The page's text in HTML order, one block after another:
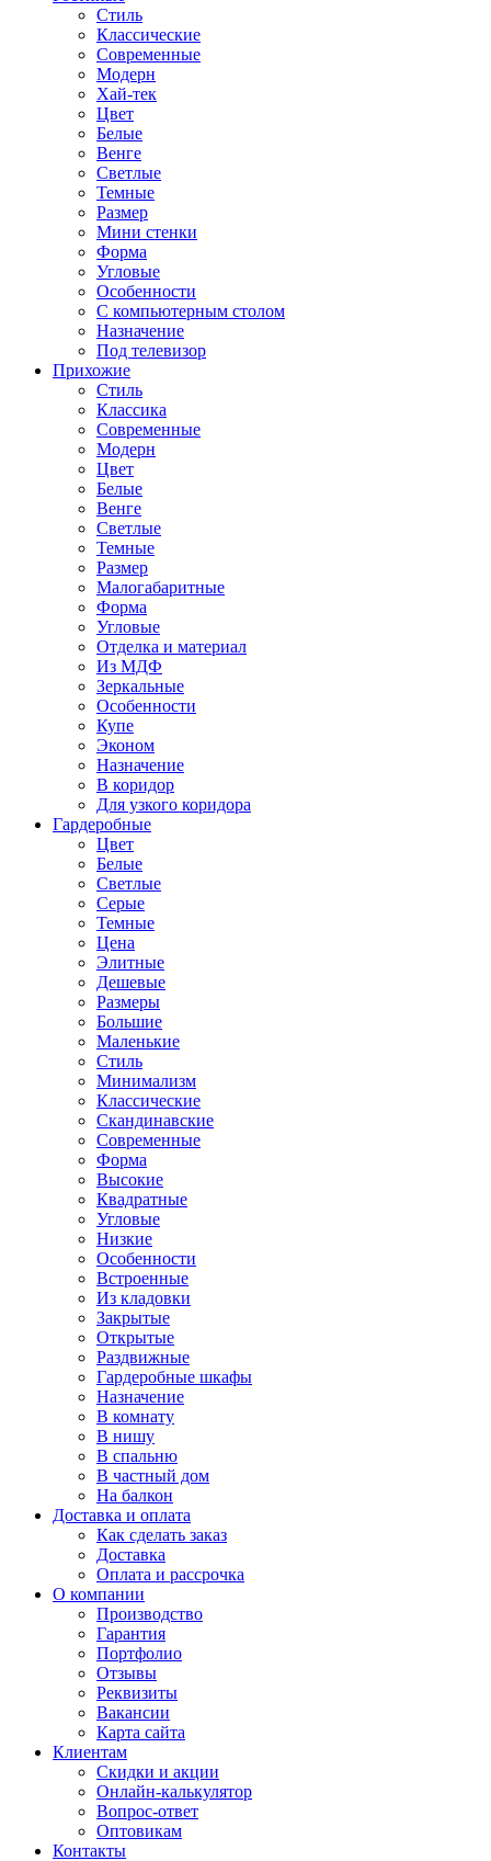
Стиль
Классические
Современные
Модерн
Хай-тек
Цвет
Белые
Венге
Светлые
Темные
Размер
Мини стенки
Форма
Угловые
Особенности
С компьютерным столом
Назначение
Под телевизор
Прихожие
Стиль
Классика
Современные
Модерн
Цвет
Белые
Венге
Светлые
Темные
Размер
Малогабаритные
Форма
Угловые
Отделка и материал
Из МДФ
Зеркальные
Особенности
Купе
Эконом
Назначение
В коридор
Для узкого коридора
Гардеробные
Цвет
Белые
Светлые
Серые
Темные
Цена
Элитные
Дешевые
Размеры
Большие
Маленькие
Стиль
Минимализм
Классические
Скандинавские
Современные
Форма
Высокие
Квадратные
Угловые
Низкие
Особенности
Встроенные
Из кладовки
Закрытые
Открытые
Раздвижные
Гардеробные шкафы
Назначение
В комнату
В нишу
В спальню
В частный дом
На балкон
Доставка и оплата
Как сделать заказ
Доставка
Оплата и рассрочка
О компании
Производство
Гарантия
Портфолио
Отзывы
Реквизиты
Вакансии
Карта сайта
Клиентам
Скидки и акции
Онлайн-калькулятор
Вопрос-ответ
Оптовикам
Контакты